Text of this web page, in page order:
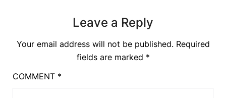
Leave a Reply
Your email address will not be published. Required
fields are marked *
COMMENT *